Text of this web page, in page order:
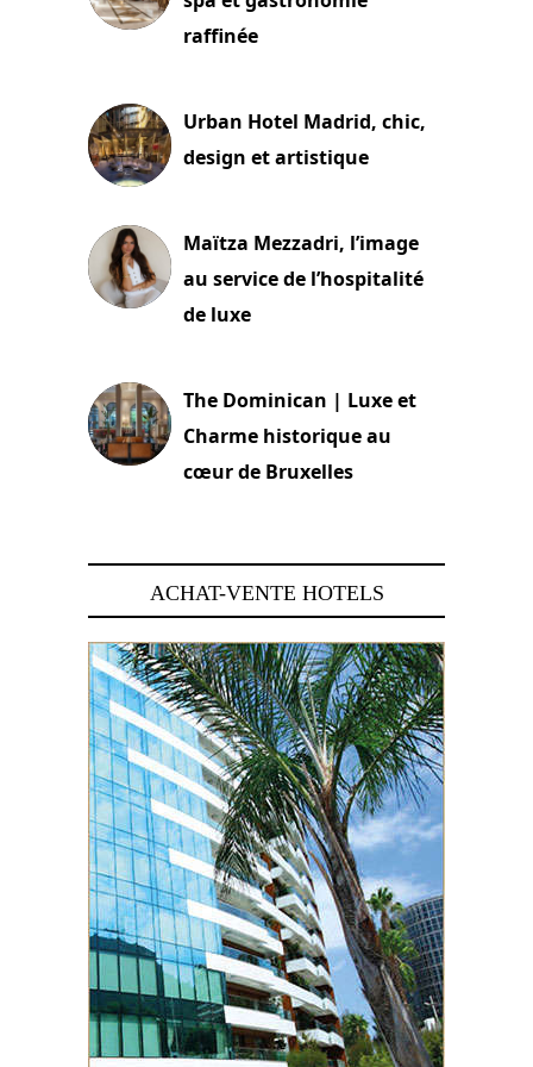
raffinée
Urban Hotel Madrid, chic,
design et artistique
Maïtza Mezzadri, l’image
au service de l’hospitalité
de luxe
The Dominican | Luxe et
Charme historique au
cœur de Bruxelles
ACHAT-VENTE HOTELS